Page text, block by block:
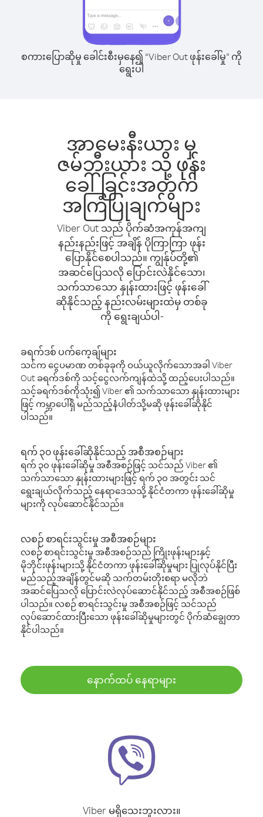
စကားပြောဆိုမှု ခေါင်းစီးမှနေ၍ “Viber Out ဖုန်းခေါ်မှု” ကို
ရွေးပါ
အာမေးနီးယား မှ
ဇမ်ဘီးယား သို့ ဖုန်း
ခေါ်ခြင်းအတွက်
အကြံပြုချက်များ
Viber Out သည် ပိုက်ဆံအကုန်အကျ
နည်းနည်းဖြင့် အချိန် ပိုကြာကြာ ဖုန်း
ပြောနိုင်စေပါသည်။ ကျွန်ုပ်တို့၏
အဆင်ပြေသလို ပြောင်းလဲနိုင်သော၊
သက်သာသော နှုန်းထားဖြင့် ဖုန်းခေါ်
ဆိုနိုင်သည့် နည်းလမ်းများထဲမှ တစ်ခု
ကို ရွေးချယ်ပါ-
ခရက်ဒစ် ပက်ကေ့ချ်များ
သင်က ငွေပမာဏ တစ်ခုခုကို ဝယ်ယူလိုက်သောအခါ Viber
Out ခရက်ဒစ်ကို သင့်ငွေလက်ကျန်ထဲသို့ ထည့်ပေးပါသည်။
သင့်ခရက်ဒစ်ကိုသုံး၍ Viber ၏ သက်သာသော နှုန်းထားများ
ဖြင့် ကမ္ဘာပေါ်ရှိ မည်သည့်နံပါတ်သို့မဆို ဖုန်းခေါ်ဆိုနိုင်
ပါသည်။
ရက် ၃၀ ဖုန်းခေါ်ဆိုနိုင်သည့် အစီအစဉ်များ
ရက် ၃၀ ဖုန်းခေါ်ဆိုမှု အစီအစဉ်ဖြင့် သင်သည် Viber ၏
သက်သာသော နှုန်းထားများဖြင့် ရက် ၃၀ အတွင်း သင်
ရွေးချယ်လိုက်သည့် နေရာဒေသသို့ နိုင်ငံတကာ ဖုန်းခေါ်ဆိုမှု
များကို လုပ်ဆောင်နိုင်သည်။
လစဉ် စာရင်းသွင်းမှု အစီအစဉ်များ
လစဉ် စာရင်းသွင်းမှု အစီအစဉ်သည် ကြိုးဖုန်းများနှင့်
မိုဘိုင်းဖုန်းများသို့ နိုင်ငံတကာ ဖုန်းခေါ်ဆိုမှုများ ပြုလုပ်နိုင်ပြီး
မည်သည့်အချိန်တွင်မဆို သက်တမ်းတိုးစရာ မလိုဘဲ
အဆင်ပြေသလို ပြောင်းလဲလုပ်ဆောင်နိုင်သည့် အစီအစဉ်ဖြစ်
ပါသည်။ လစဉ် စာရင်းသွင်းမှု အစီအစဉ်ဖြင့် သင်သည်
လုပ်ဆောင်ထားပြီးသော ဖုန်းခေါ်ဆိုမှုများတွင် ပိုက်ဆံချွေတာ
နိုင်ပါသည်။
နောက်ထပ် နေရာများ
Viber မရှိသေးဘူးလား။